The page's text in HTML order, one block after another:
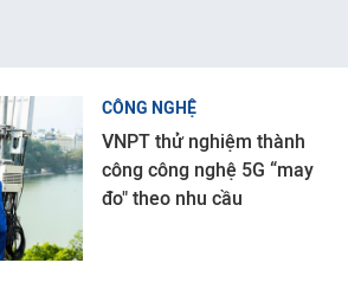
CÔNG NGHỆ
VNPT thử nghiệm thành
công công nghệ 5G “may
đo" theo nhu cầu